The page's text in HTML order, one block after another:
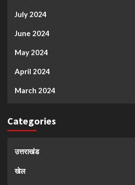
July 2024
June 2024
May 2024
April 2024
March 2024
Categories
उत्तराखंड
खेल